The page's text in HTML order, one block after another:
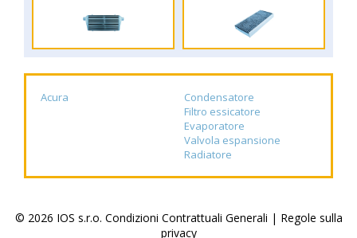
Acura
Condensatore
Filtro essicatore
Evaporatore
Valvola espansione
Radiatore
© 2026 IOS s.r.o. Condizioni Contrattuali Generali | Regole sulla
privacy